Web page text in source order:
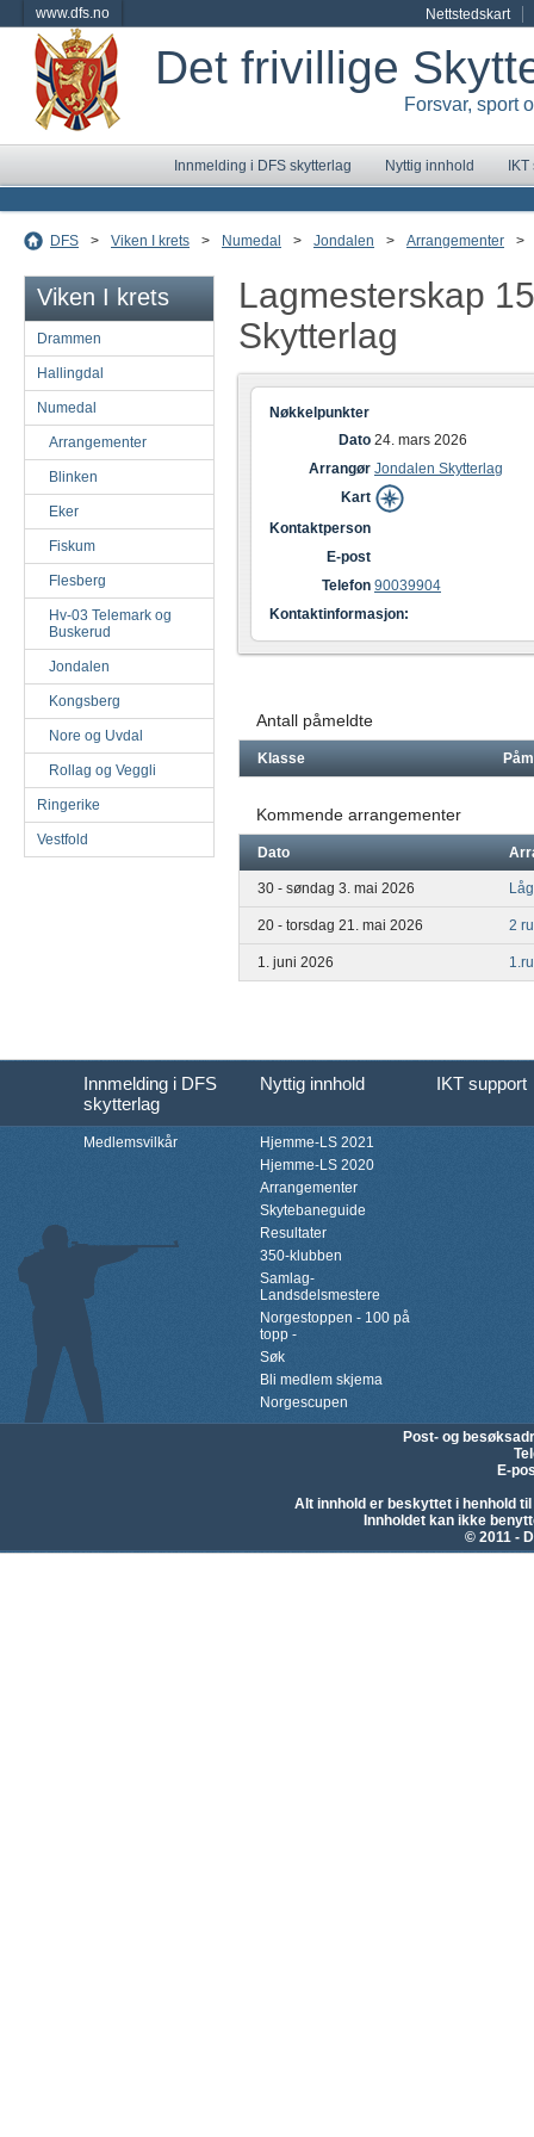
www.dfs.no Nettstedskart
Det frivillige
Forsvar, sport
Innmelding i DFS skytterlag Nyttig innhold
DFS > Viken I krets > Numedal > Jondalen > Arrangementer >
Viken I krets
Drammen
Hallingdal
Numedal
Arrangementer
Blinken
Eker
Fiskum
Flesberg
Hv-03 Telemark og
Buskerud
Jondalen
Kongsberg
Nore og Uvdal
Rollag og Veggli
Ringerike
Vestfold
Lagmesterskap
Skytterlag
Nøkkelpunkter
Dato 24. mars 2026
Arrangør Jondalen Skytterlag
Kart
Kontaktperson
E-post
Telefon 90039904
Kontaktinformasjon:
Antall påmeldte
Klasse
Kommende arrangementer
Dato
30 - søndag 3. mai 2026
20 - torsdag 21. mai 2026 2
1. juni 2026
Innmelding i DFS
skytterlag
Nyttig innhold IKT support
Medlemsvilkår
Hjemme-LS 2021
Hjemme-LS 2020
Arrangementer
Skytebaneguide
Resultater
350-klubben
Samlag-
Landsdelsmestere
Norgestoppen - 100 på
topp -
Søk
Bli medlem skjema
Norgescupen
Post- og
E-
Alt innhold er beskyttet i henhold
Innholdet kan ikke
© 2011 -